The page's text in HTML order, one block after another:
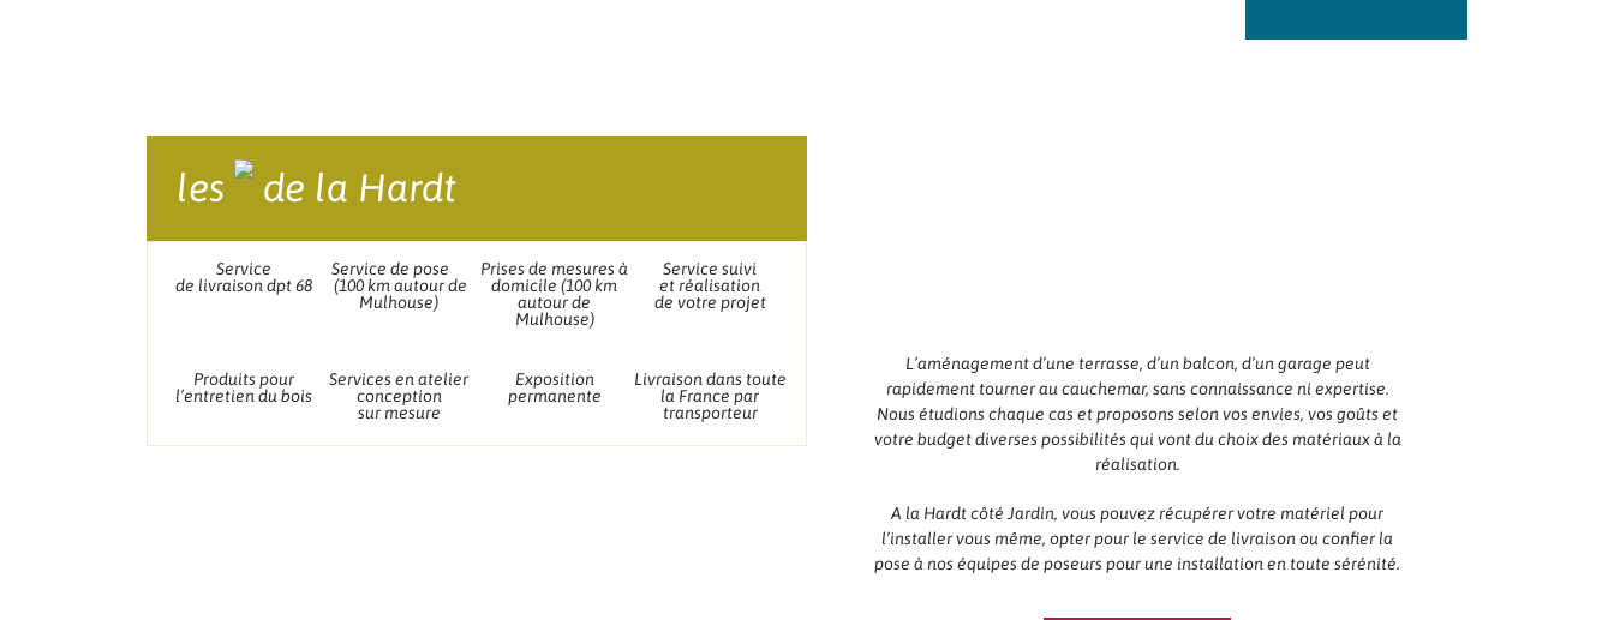
les de la Hardt
Service
de livraison dpt 68
Service de pose
(100 km autour de
Mulhouse)
Prises de mesures à
domicile (100 km
autour de
Mulhouse)
Service suivi
et réalisation
de votre projet
Produits pour
l’entretien du bois
Services en atelier
conception
sur mesure
Exposition
permanente
Livraison dans toute
la France par
transporteur
L’aménagement d’une terrasse, d’un balcon, d’un garage peut
rapidement tourner au cauchemar, sans connaissance ni expertise.
Nous étudions chaque cas et proposons selon vos envies, vos goûts et
votre budget diverses possibilités qui vont du choix des matériaux à la
réalisation.
A la Hardt côté Jardin, vous pouvez récupérer votre matériel pour
l’installer vous même, opter pour le service de livraison ou confier la
pose à nos équipes de poseurs pour une installation en toute sérénité.